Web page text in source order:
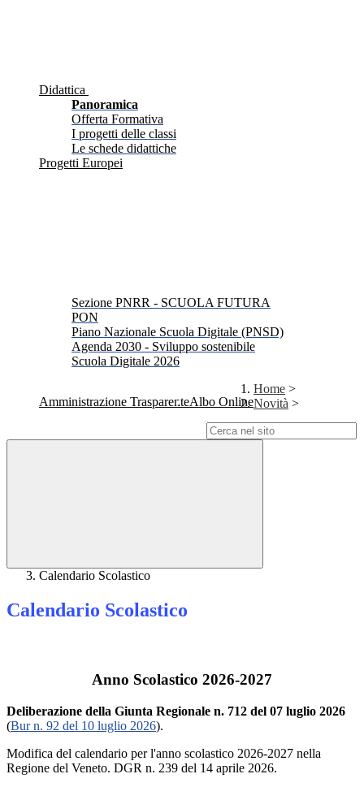
Didattica
Panoramica
Offerta Formativa
I progetti delle classi
Le schede didattiche
Progetti Europei
Sezione PNRR - SCUOLA FUTURA
PON
Piano Nazionale Scuola Digitale (PNSD)
Agenda 2030 - Sviluppo sostenibile
Scuola Digitale 2026
Amministrazione TrasparenteAlbo Online
Home >
Novità >
Calendario Scolastico
Calendario Scolastico
Anno Scolastico 2026-2027
Deliberazione della Giunta Regionale n. 712 del 07 luglio 2026
(Bur n. 92 del 10 luglio 2026).
Modifica del calendario per l'anno scolastico 2026-2027 nella
Regione del Veneto. DGR n. 239 del 14 aprile 2026.